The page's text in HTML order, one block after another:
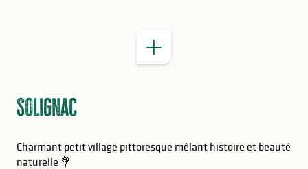
Solignac
Charmant petit village pittoresque mêlant histoire et beauté
naturelle 💐